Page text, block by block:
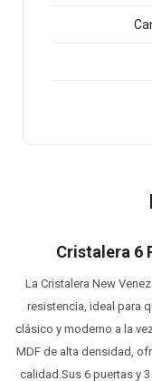
Cristalera 6
La Cristalera New
resistencia, ideal para
clásico y moderno a la
MDF de alta densidad,
calidad.Sus 6 puertas y